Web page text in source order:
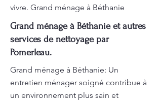
vivre. Grand ménage à Béthanie
Grand ménage à Béthanie et autres
services de nettoyage par
Pomerleau.
Grand ménage à Béthanie: Un
entretien ménager soigné contribue à
un environnement plus sain et